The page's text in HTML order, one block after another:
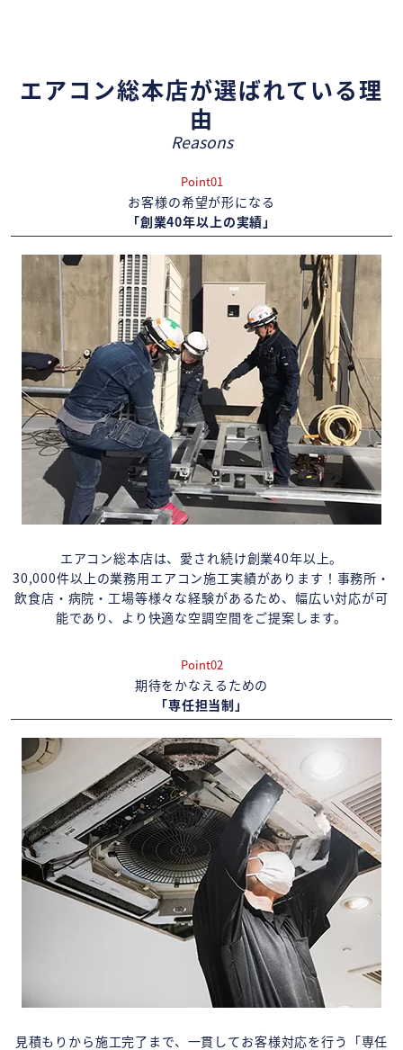
エアコン総本店が選ばれている理
由
Reasons
Point01
お客様の希望が形になる
「創業40年以上の実績」
エアコン総本店は、愛され続け創業40年以上。
30,000件以上の業務用エアコン施工実績があります！事務所・
飲食店・病院・工場等様々な経験があるため、幅広い対応が可
能であり、より快適な空調空間をご提案します。
Point02
期待をかなえるための
「専任担当制」
見積もりから施工完了まで、一貫してお客様対応を行う「専任